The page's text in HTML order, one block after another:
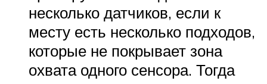
несколько датчиков, если к
месту есть несколько подходов,
которые не покрывает зона
охвата одного сенсора. Тогда